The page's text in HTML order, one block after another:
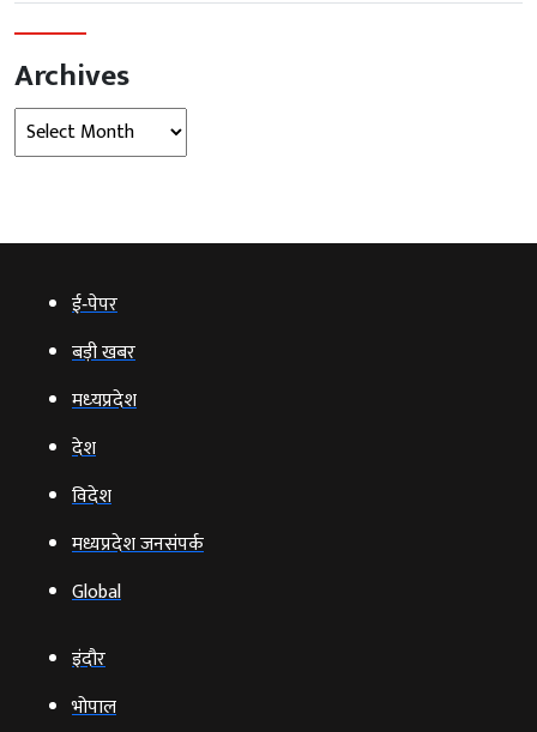
Archives
Archives
ई‑पेपर
बड़ी खबर
मध्‍यप्रदेश
देश
विदेश
मध्यप्रदेश जनसंपर्क
Global
इंदौर
भोपाल